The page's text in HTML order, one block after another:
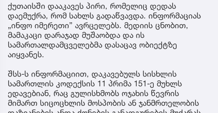
ქუთაისში დააკავეს პირი, რომელიც დედას
დაემუქრა, რომ სახლს გადაწვავდა. ინფორმაციას
„ინფო იმერეთი” ავრცელებს. მედიის ცნობით,
მამაკაცი დარაჯად მუშაობდა და ის
სამართალდამცველებმა დასაცავ ობიექტზე
აიყვანეს.
შსს-ს ინფორმაციით, დაკავებულს სისხლის
სამართლის კოდექსის 11 პრიმა 151-ე მუხლს
ედავებიან, რაც გულისხმობს ოჯახის წევრის
მიმართ სიცოცხლის მოსპობის ან ჯანმრთელობის